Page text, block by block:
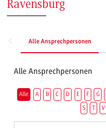
Ravensburg
Alle Ansprechpersonen
Alle Ansprechpersonen
Alle A B C D E F G
S
T V